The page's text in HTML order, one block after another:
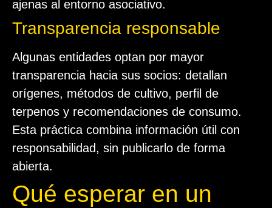
ajenas al entorno asociativo.
Transparencia responsable
Algunas entidades optan por mayor
transparencia hacia sus socios: detallan
orígenes, métodos de cultivo, perfil de
terpenos y recomendaciones de consumo.
Esta práctica combina información útil con
responsabilidad, sin publicarlo de forma
abierta.
Qué esperar en un